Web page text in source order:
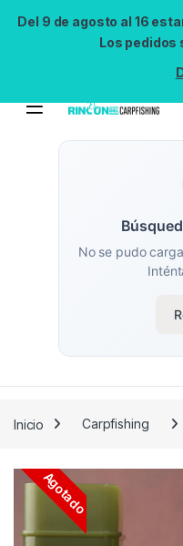
Del 9 de agosto al 16
Los pedidos
No se pudo
Inicio Carpfishing
Agotado